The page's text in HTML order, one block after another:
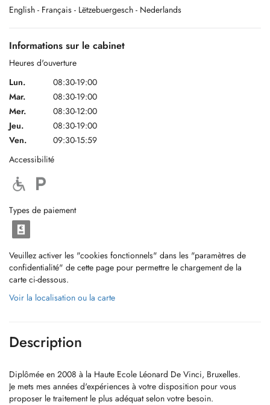
English - Français - Lëtzebuergesch - Nederlands
Informations sur le cabinet
Heures d'ouverture
Lun.
08:30-19:00
Mar.
08:30-19:00
Mer.
08:30-12:00
Jeu.
08:30-19:00
Ven.
09:30-15:59
Accessibilité
Types de paiement
Veuillez activer les "cookies fonctionnels" dans les "paramètres de
confidentialité" de cette page pour permettre le chargement de la
carte ci-dessous.
Voir la localisation ou la carte
Description
Diplômée en 2008 à la Haute Ecole Léonard De Vinci, Bruxelles.
Je mets mes années d'expériences à votre disposition pour vous
proposer le traitement le plus adéquat selon votre besoin.